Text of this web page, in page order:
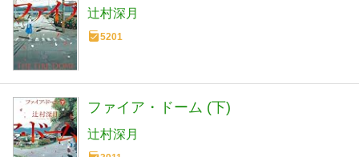
辻村深月
5201
ファイア・ドーム (下)
辻村深月